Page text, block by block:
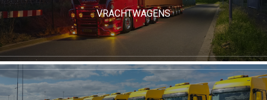
VRACHTWAGENS